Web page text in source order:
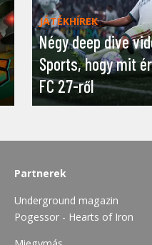
JÁTÉKHÍREK
Négy deep dive
Sports, hogy mit
FC 27-ről
Partnerek
Underground magazin
Pogessor - Hearts of Iron